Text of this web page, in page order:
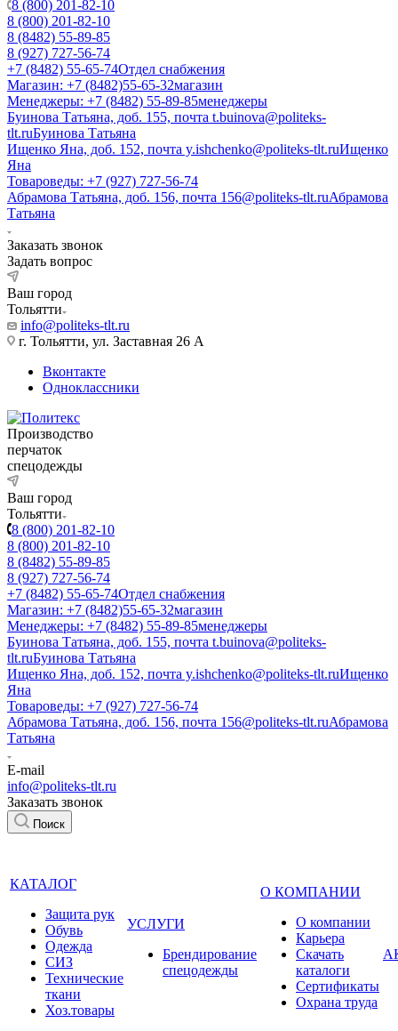
8 (800) 201-82-10
8 (800) 201-82-10
8 (8482) 55-89-85
8 (927) 727-56-74
+7 (8482) 55-65-74Отдел снабжения
Магазин: +7 (8482)55-65-32магазин
Менеджеры: +7 (8482) 55-89-85менеджеры
Буинова Татьяна, доб. 155, почта t.buinova@politeks-
tlt.ruБуинова Татьяна
Ищенко Яна, доб. 152, почта y.ishchenko@politeks-tlt.ruИщенко
Яна
Товароведы: +7 (927) 727-56-74
Абрамова Татьяна, доб. 156, почта 156@politeks-tlt.ruАбрамова
Татьяна
Заказать звонок
Задать вопрос
Ваш город
Тольятти
info@politeks-tlt.ru
г. Тольятти, ул. Заставная 26 А
Вконтакте
Одноклассники
Производство
перчаток
спецодежды
Ваш город
Тольятти
8 (800) 201-82-10
8 (800) 201-82-10
8 (8482) 55-89-85
8 (927) 727-56-74
+7 (8482) 55-65-74Отдел снабжения
Магазин: +7 (8482)55-65-32магазин
Менеджеры: +7 (8482) 55-89-85менеджеры
Буинова Татьяна, доб. 155, почта t.buinova@politeks-
tlt.ruБуинова Татьяна
Ищенко Яна, доб. 152, почта y.ishchenko@politeks-tlt.ruИщенко
Яна
Товароведы: +7 (927) 727-56-74
Абрамова Татьяна, доб. 156, почта 156@politeks-tlt.ruАбрамова
Татьяна
E-mail
info@politeks-tlt.ru
Заказать звонок
Поиск
КАТАЛОГ
Защита рук
Обувь
Одежда
СИЗ
Технические
ткани
Хоз.товары
УСЛУГИ
Брендирование
спецодежды
О КОМПАНИИ
О компании
Карьера
Cкачать
каталоги
Сертификаты
Охрана труда